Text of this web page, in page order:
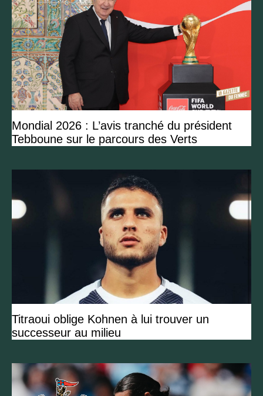
Mondial 2026 : L’avis tranché du président
Tebboune sur le parcours des Verts
Titraoui oblige Kohnen à lui trouver un
successeur au milieu